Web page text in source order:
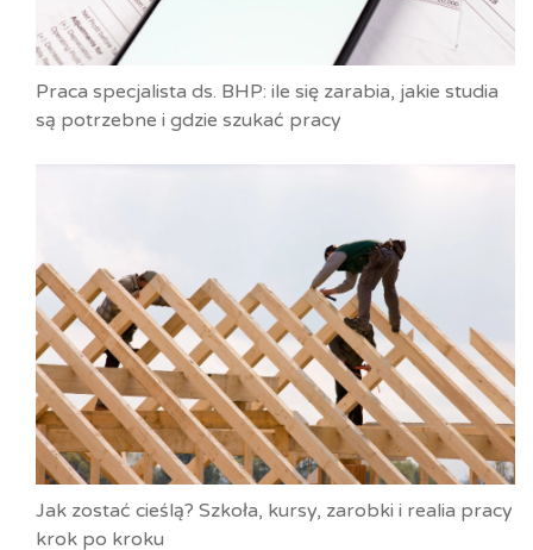
Praca specjalista ds. BHP: ile się zarabia, jakie studia
są potrzebne i gdzie szukać pracy
Jak zostać cieślą? Szkoła, kursy, zarobki i realia pracy
krok po kroku